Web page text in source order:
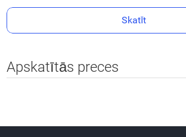
Skatīt
Apskatītās preces